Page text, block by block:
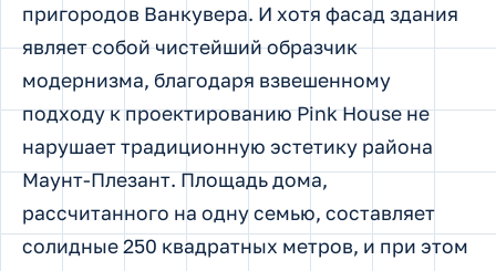
пригородов Ванкувера. И хотя фасад здания
являет собой чистейший образчик
модернизма, благодаря взвешенному
подходу к проектированию Pink House не
нарушает традиционную эстетику района
Маунт-Плезант. Площадь дома,
рассчитанного на одну семью, составляет
солидные 250 квадратных метров, и при этом